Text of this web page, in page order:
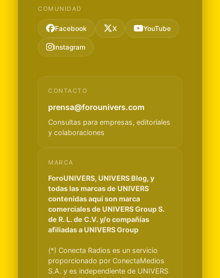
COMUNIDAD
Facebook X YouTube
Instagram
CONTACTO
prensa@forounivers.com
Consultas para empresas, editoriales
y colaboraciones
MARCA
ForoUNIVERS, UNIVERS Blog, y
todas las marcas de UNIVERS
contenidas aquí son marca
comerciales de UNIVERS Group S.
de R. L. de C.V. y/o compañías
afiliadas a UNIVERS Group
(*) Conecta Radios es un servicio
proporcionado por ConectaMedios
S.A. y es independiente de UNIVERS